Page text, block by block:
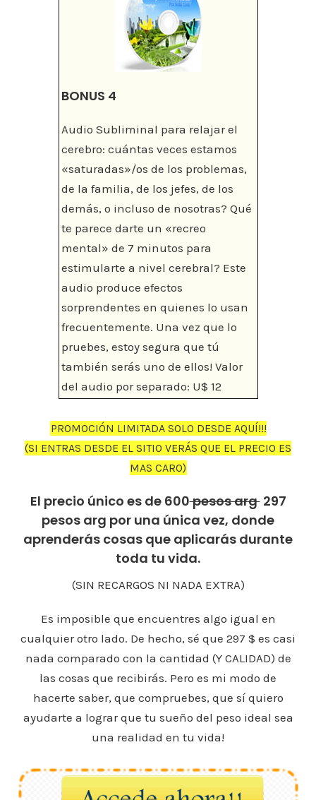
BONUS 4
Audio Subliminal para relajar el
cerebro: cuántas veces estamos
«saturadas»/os de los problemas,
de la familia, de los jefes, de los
demás, o incluso de nosotras? Qué
te parece darte un «recreo
mental» de 7 minutos para
estimularte a nivel cerebral? Este
audio produce efectos
sorprendentes en quienes lo usan
frecuentemente. Una vez que lo
pruebes, estoy segura que tú
también serás uno de ellos! Valor
del audio por separado: U$ 12
PROMOCIÓN LIMITADA SOLO DESDE AQUÍ!!!
(SI ENTRAS DESDE EL SITIO VERÁS QUE EL PRECIO ES
MAS CARO)
El precio único es de 600pesos arg297
pesos arg por una única vez, donde
aprenderás cosas que aplicarás durante
toda tu vida.
(SIN RECARGOS NI NADA EXTRA)
Es imposible que encuentres algo igual en
cualquier otro lado. De hecho, sé que 297 $ es casi
nada comparado con la cantidad (Y CALIDAD) de
las cosas que recibirás. Pero es mi modo de
hacerte saber, que compruebes, que sí quiero
ayudarte a lograr que tu sueño del peso ideal sea
una realidad en tu vida!